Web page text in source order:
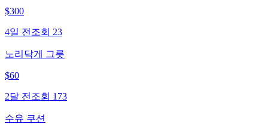
$300
4일 전 조회 23
노리닥게 그릇
$60
2달 전 조회 173
수유 쿠션